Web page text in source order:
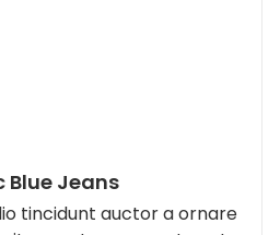
Blue Jeans
tincidunt auctor a ornare